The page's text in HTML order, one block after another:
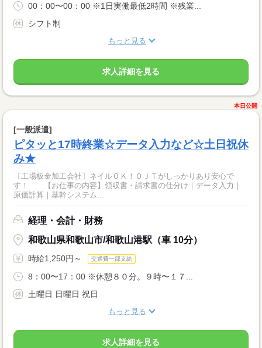
00：00〜00：00 ※1日実働最低2時間 ※残業...
シフト制
もっと見る
求人詳細を見る
本日公開
[一般派遣]
ピタッと17時終業☆データ入力など☆土日祝休
み★
〔工場板金加工会社〕ネイルＯＫ！ＯＪＴがしっかりあり安心で
す！ 【お仕事の内容】領収書・請求書の仕分け｜データ入力｜
原価計算｜基幹システム...
経理・会計・財務
和歌山県和歌山市/和歌山港駅（車 10分）
時給1,250円～ 交通費一部支給
8：00〜17：00 ※休憩８０分。９時〜１７...
土曜日 日曜日 祝日
もっと見る
求人詳細を見る